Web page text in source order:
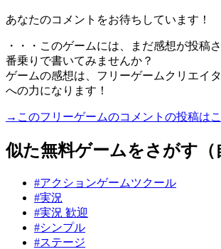
あなたのコメントをお待ちしています！
・・・このゲームには、まだ感想が投稿
番乗りで書いてみませんか？
ゲームの感想は、フリーゲームクリエイ
への力になります！
→このフリーゲームのコメントの投稿は
似た無料ゲームをさがす（
#アクションゲームツクール
#実況
#実況 歓迎
#シンプル
#ステージ